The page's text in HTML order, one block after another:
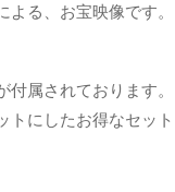
る、お宝映像です。
属されております。
トにしたお得なセット